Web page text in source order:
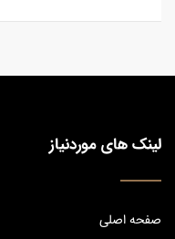
لینک های موردنیاز
صفحه اصلی